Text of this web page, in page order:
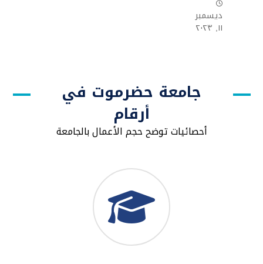
ديسمبر
١١, ٢٠٢٣
جامعة حضرموت في
أرقام
أحصائيات توضح حجم الأعمال بالجامعة